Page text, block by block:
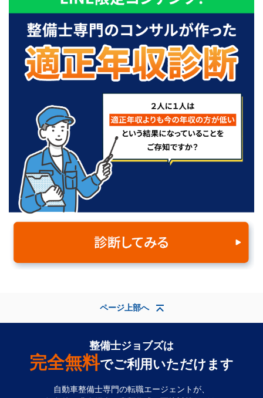
ページ上部へ
整備士ジョブズは
完全無料でご利用いただけます
自動車整備士専門の転職エージェントが、